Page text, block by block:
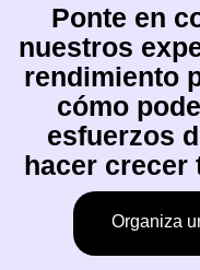
Ponte en
nuestros
rendimiento
cómo
esfuerzos
hacer crecer
Organiza